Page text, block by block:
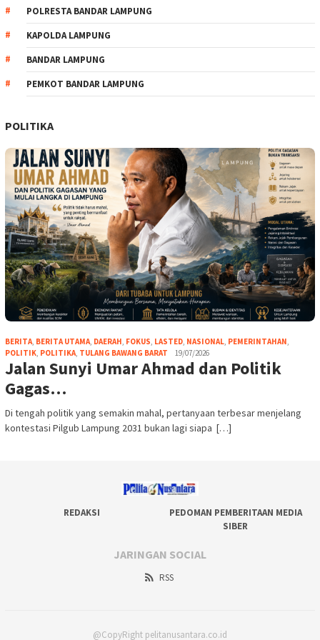
POLRESTA BANDAR LAMPUNG
KAPOLDA LAMPUNG
BANDAR LAMPUNG
PEMKOT BANDAR LAMPUNG
POLITIKA
BERITA, BERITA UTAMA, DAERAH, FOKUS, LASTED, NASIONAL, PEMERINTAHAN,
POLITIK, POLITIKA, TULANG BAWANG BARAT 19/07/2026
Jalan Sunyi Umar Ahmad dan Politik
Gagas…
Di tengah politik yang semakin mahal, pertanyaan terbesar menjelang
kontestasi Pilgub Lampung 2031 bukan lagi siapa […]
REDAKSI
PEDOMAN PEMBERITAAN MEDIA
SIBER
JARINGAN SOCIAL
RSS
@CopyRight pelitanusantara.co.id